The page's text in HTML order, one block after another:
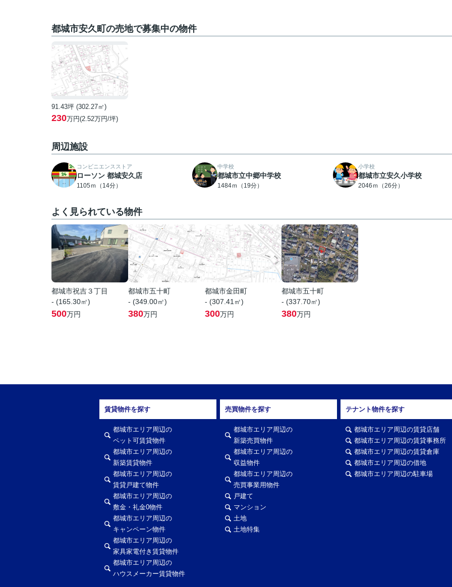
都城市安久町の売地で募集中の物件
91.43坪 (302.27㎡)
230万円(2.52万円/坪)
周辺施設
コンビニエンスストア
ローソン 都城安久店
1105ｍ（14分）
中学校
都城市立中郷中学校
1484ｍ（19分）
小学校
都城市立安久小学校
2046ｍ（26分）
よく見られている物件
都城市祝吉３丁目
- (165.30㎡)
500万円
都城市五十町
- (349.00㎡)
380万円
都城市金田町
- (307.41㎡)
300万円
都城市五十町
- (337.70㎡)
380万円
賃貸物件を探す
都城市エリア周辺の
ペット可賃貸物件
都城市エリア周辺の
新築賃貸物件
都城市エリア周辺の
賃貸戸建て物件
都城市エリア周辺の
敷金・礼金0物件
都城市エリア周辺の
キャンペーン物件
都城市エリア周辺の
家具家電付き賃貸物件
都城市エリア周辺の
ハウスメーカー賃貸物件
売買物件を探す
都城市エリア周辺の
新築売買物件
都城市エリア周辺の
収益物件
都城市エリア周辺の
売買事業用物件
戸建て
マンション
土地
土地特集
テナント物件を探す
都城市エリア周辺の賃貸店舗
都城市エリア周辺の賃貸事務所
都城市エリア周辺の賃貸倉庫
都城市エリア周辺の借地
都城市エリア周辺の駐車場